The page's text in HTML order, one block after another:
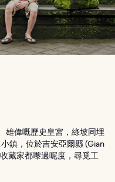
雄偉嘅歷史皇宮，綠坡同埋
鎮，位於吉安亞爾縣 (Gian
藏家都嚟過呢度，尋覓工